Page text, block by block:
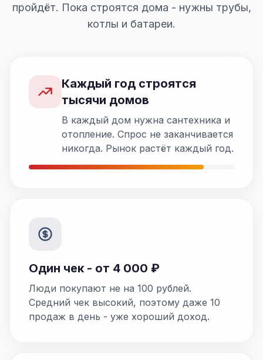
пройдёт. Пока строятся дома - нужны трубы,
котлы и батареи.
Каждый год строятся
тысячи домов
В каждый дом нужна сантехника и
отопление. Спрос не заканчивается
никогда. Рынок растёт каждый год.
Один чек - от 4 000 ₽
Люди покупают не на 100 рублей.
Средний чек высокий, поэтому даже 10
продаж в день - уже хороший доход.